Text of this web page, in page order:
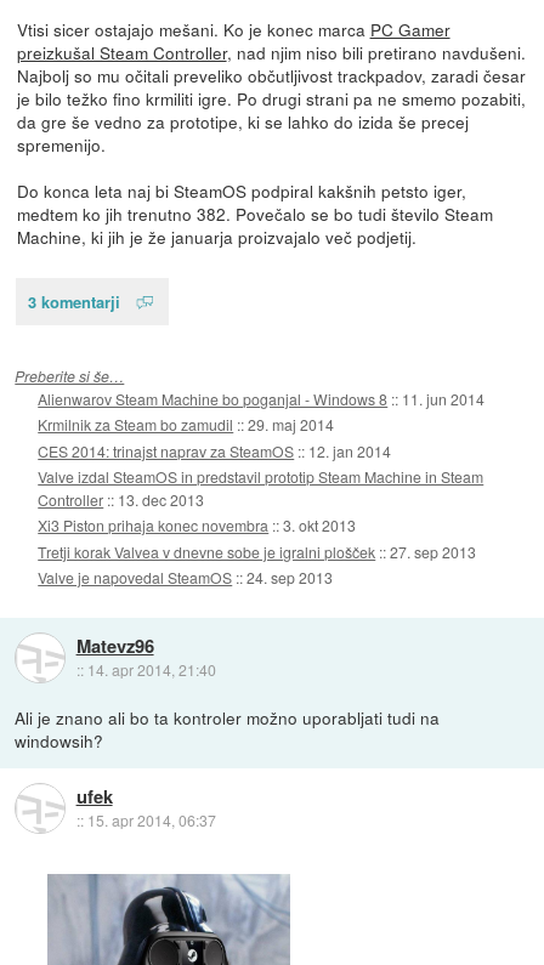
Vtisi sicer ostajajo mešani. Ko je konec marca PC Gamer
preizkušal Steam Controller, nad njim niso bili pretirano navdušeni.
Najbolj so mu očitali preveliko občutljivost trackpadov, zaradi česar
je bilo težko fino krmiliti igre. Po drugi strani pa ne smemo pozabiti,
da gre še vedno za prototipe, ki se lahko do izida še precej
spremenijo.
Do konca leta naj bi SteamOS podpiral kakšnih petsto iger,
medtem ko jih trenutno 382. Povečalo se bo tudi število Steam
Machine, ki jih je že januarja proizvajalo več podjetij.
3 komentarji
Preberite si še…
Alienwarov Steam Machine bo poganjal - Windows 8 :: 11. jun 2014
Krmilnik za Steam bo zamudil ::29. maj 2014
CES 2014: trinajst naprav za SteamOS :: 12. jan 2014
Valve izdal SteamOS in predstavil prototip Steam Machine in Steam
Controller :: 13. dec 2013
Xi3 Piston prihaja konec novembra ::3. okt 2013
Tretji korak Valvea v dnevne sobe je igralni plošček ::27. sep 2013
Valve je napovedal SteamOS ::24. sep 2013
Matevz96
:: 14. apr 2014, 21:40
Ali je znano ali bo ta kontroler možno uporabljati tudi na
windowsih?
ufek
:: 15. apr 2014, 06:37